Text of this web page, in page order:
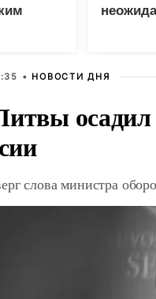
• НОВОСТИ ДНЯ
слова министра